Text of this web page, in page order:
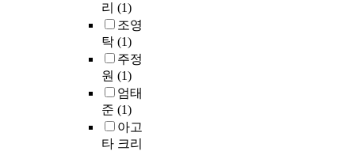
리 (1)
조영
탁 (1)
주정
원 (1)
엄태
준 (1)
아고
타 크리